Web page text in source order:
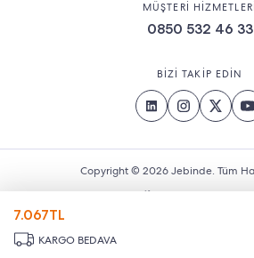
7.067TL
KARGO BEDAVA
MÜŞTERİ HİZMETLERİ
0850 532 46 33
BİZİ TAKİP EDİN
Copyright © 2026 Jebinde. Tüm